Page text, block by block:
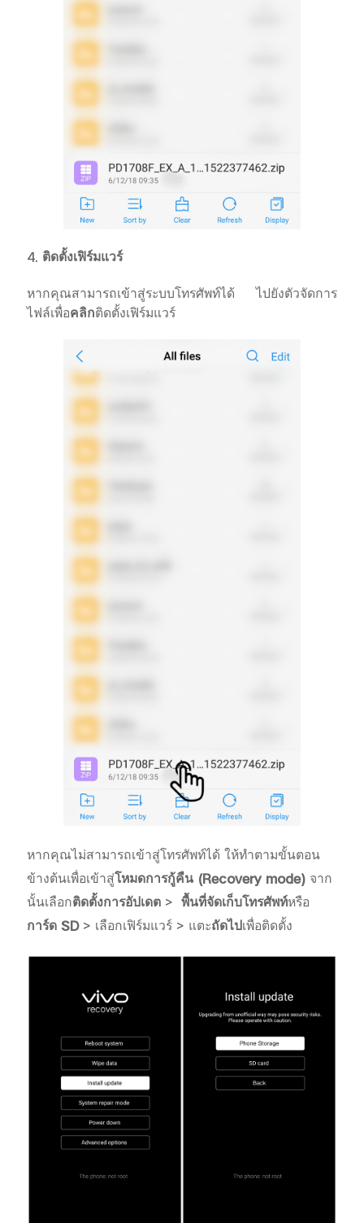
4. ติดตั้งเฟิร์มแวร์
หากคุณสามารถเข้าสู่ระบบโทรศัพท์ได้ ไปยังตัวจัดการ
ไฟล์เพื่อคลิกติดตั้งเฟิร์มแวร์
หากคุณไม่สามารถเข้าสู่โทรศัพท์ได้ ให้ทำตามขั้นตอน
ข้างต้นเพื่อเข้าสู่โหมดการกู้คืน (Recovery mode) จาก
นั้นเลือกติดตั้งการอัปเดต >พื้นที่จัดเก็บโทรศัพท์หรือ
การ์ดSD> เลือกเฟิร์มแวร์ > แตะถัดไปเพื่อติดตั้ง